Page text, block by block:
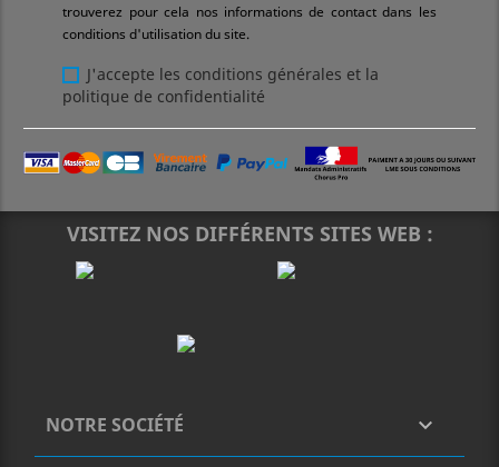
trouverez pour cela nos informations de contact dans les
conditions d'utilisation du site.
J'accepte les conditions générales et la
politique de confidentialité
VISITEZ NOS DIFFÉRENTS SITES WEB :
NOTRE SOCIÉTÉ 